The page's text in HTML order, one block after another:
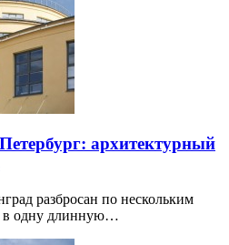
архитектурный
разбросан по нескольким
в одну длинную…